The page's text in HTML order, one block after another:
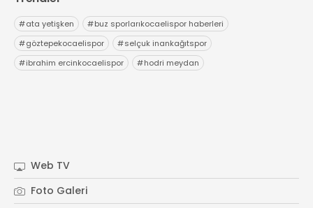
#ata yetişken #buz sporlarıkocaelispor haberleri
#göztepekocaelispor #selçuk inankağıtspor
#ibrahim ercinkocaelispor #hodri meydan
Web TV
Foto Galeri